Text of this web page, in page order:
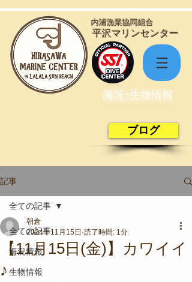
​平沢マリンセンター
​内浦漁業協同組合
海況･生物情報
ブログ
記事
全ての記事
海況情報
生物情報
全ての記事
【11月15日(金)】カワイイ
♪
朝倉
2024年11月15日 読了時間: 1分